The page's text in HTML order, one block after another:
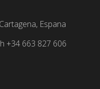
Espana
+34 663 827 606